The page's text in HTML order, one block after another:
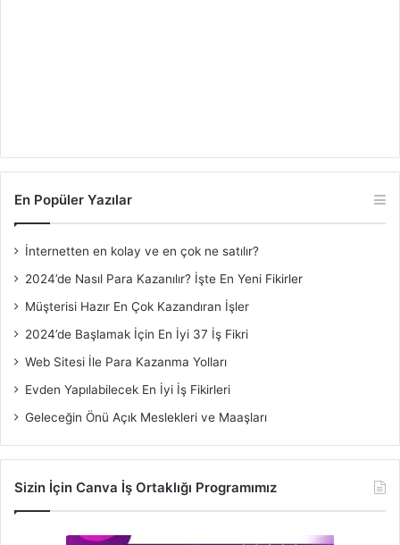
En Popüler Yazılar
İnternetten en kolay ve en çok ne satılır?
2024’de Nasıl Para Kazanılır? İşte En Yeni Fikirler
Müşterisi Hazır En Çok Kazandıran İşler
2024’de Başlamak İçin En İyi 37 İş Fikri
Web Sitesi İle Para Kazanma Yolları
Evden Yapılabilecek En İyi İş Fikirleri
Geleceğin Önü Açık Meslekleri ve Maaşları
Sizin İçin Canva İş Ortaklığı Programımız